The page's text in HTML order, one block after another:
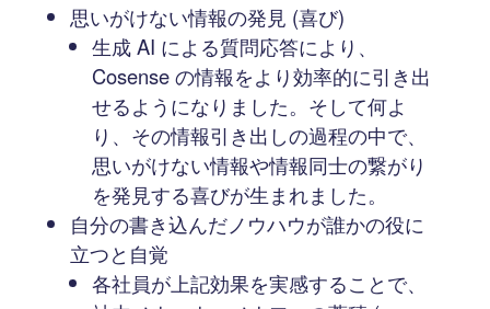
思いがけない情報の発見 (喜び)
生成 AI による質問応答により、
Cosense の情報をより効率的に引き出
せるようになりました。そして何よ
り、その情報引き出しの過程の中で、
思いがけない情報や情報同士の繋がり
を発見する喜びが生まれました。
自分の書き込んだノウハウが誰かの役に
立つと自覚
各社員が上記効果を実感することで、